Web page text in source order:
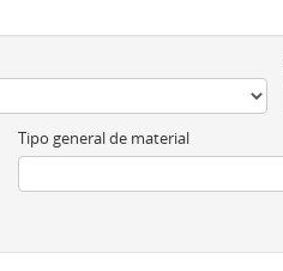
Tipo general de material